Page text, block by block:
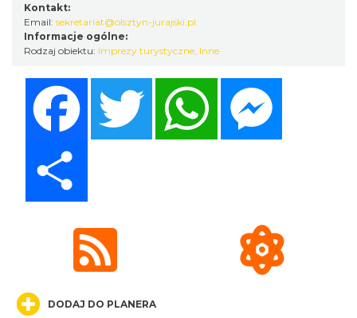
Kontakt:
Email: sekretariat@olsztyn-jurajski.pl
Informacje ogólne:
Rodzaj obiektu: Imprezy turystyczne Inne
Twitter
DODAJ DO PLANERA